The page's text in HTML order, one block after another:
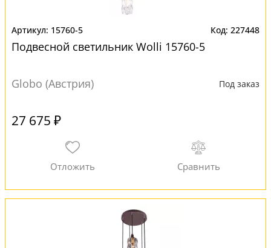
15760-5 227448
Подвесной светильник Wolli 15760-5
Globo (Австрия) Под заказ
27 675 ₽